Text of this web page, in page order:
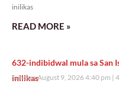
inilikas
READ MORE »
632-indibidwal mula sa San
inilikas
Sunday, August 9, 2026 4:40 pm